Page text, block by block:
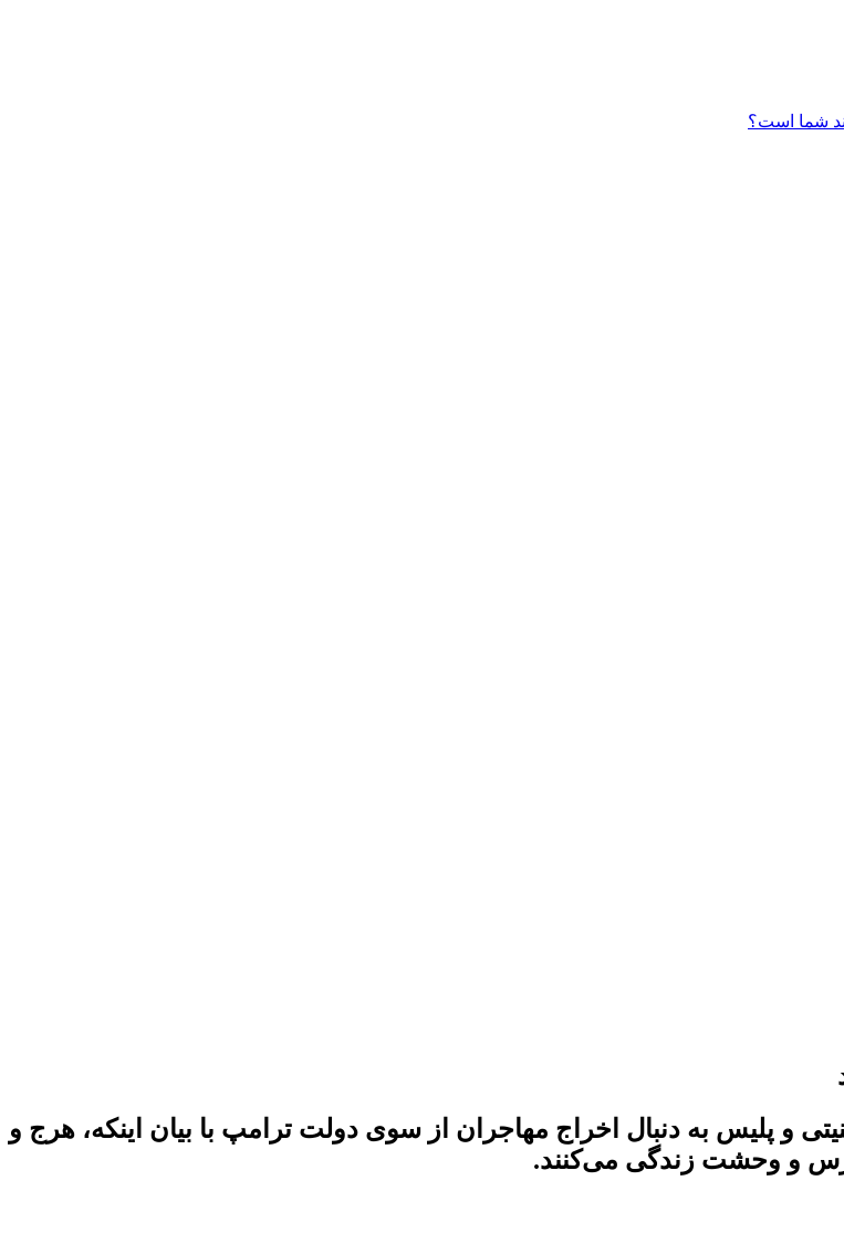
شما است؟
و پلیس به دنبال اخراج مهاجران از سوی دولت ترامپ با بیان اینکه، هرج و
و وحشت زندگی می‌کنند.